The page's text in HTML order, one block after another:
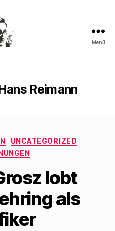
Menü
Reimann
Kategorien
UNCATEGORIZED
lobt
als